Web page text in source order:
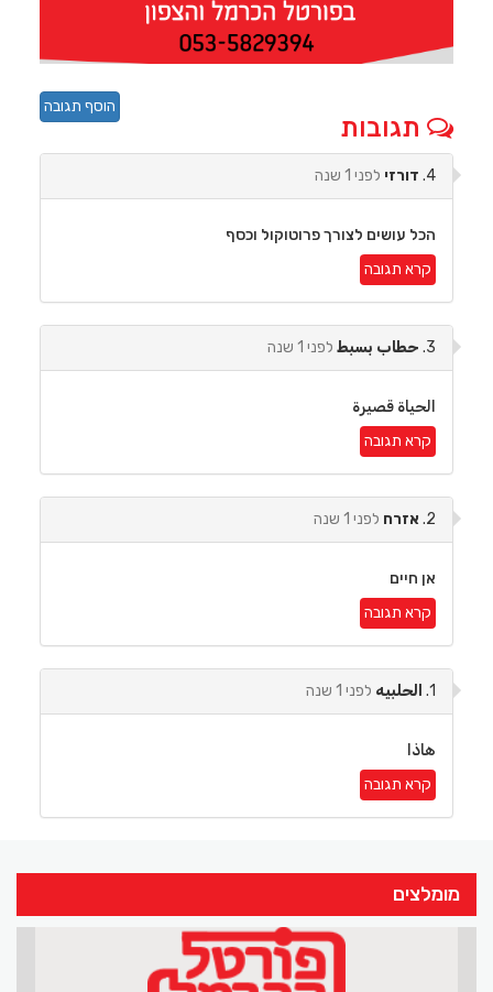
תגובות
הוסף תגובה
דורזילפני 1 שנה
הכל עושים לצורך פרוטוקול וכסף
קרא תגובה
حطاب بسبطלפני 1 שנה
الحياة قصيرة
קרא תגובה
אזרחלפני 1 שנה
אן חיים
קרא תגובה
الحلبيهלפני 1 שנה
هاذا
קרא תגובה
מומלצים